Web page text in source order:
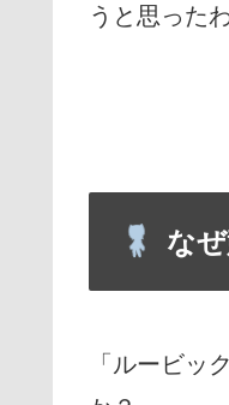
うと思った
な
「ルービッ